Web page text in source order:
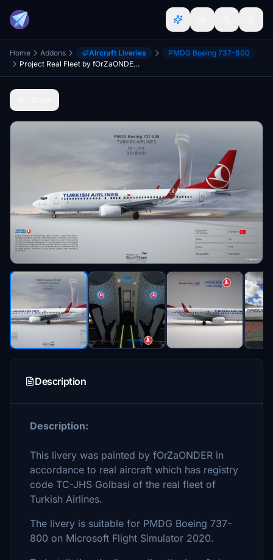
Home Addons Aircraft Liveries
PMDG Boeing 737-800
Project Real Fleet by fOrZaONDER, Turkish Airlines TC-JHS 4K Livery w/ Cabin, MSFS PMDG Boeing 738
Description
Description:
This livery was painted by fOrZaONDER in
accordance to real aircraft which has registry
code TC-JHS Golbasi of the real fleet of
Turkish Airlines.
The livery is suitable for PMDG Boeing 737-
800 on Microsoft Flight Simulator 2020.